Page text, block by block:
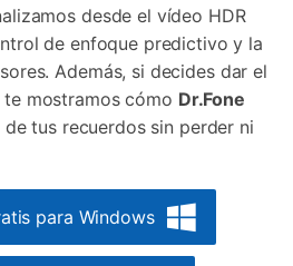
desde el vídeo HDR
de enfoque predictivo y la
Además, si decides dar el
mostramos cómo Dr.Fone
tus recuerdos sin perder ni
para Windows